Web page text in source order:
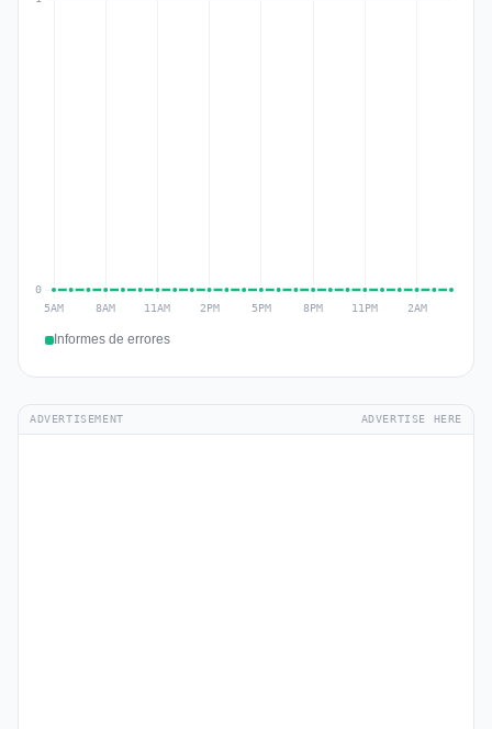
Informes de errores
ADVERTISEMENT ADVERTISE HERE